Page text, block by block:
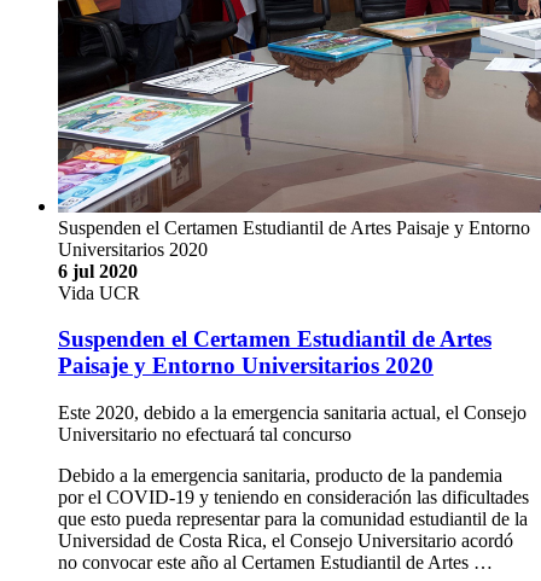
Suspenden el Certamen Estudiantil de Artes Paisaje y Entorno
Universitarios 2020
6 jul 2020
Vida UCR
Suspenden el Certamen Estudiantil de Artes
Paisaje y Entorno Universitarios 2020
Este 2020, debido a la emergencia sanitaria actual, el Consejo
Universitario no efectuará tal concurso
Debido a la emergencia sanitaria, producto de la pandemia
por el COVID-19 y teniendo en consideración las dificultades
que esto pueda representar para la comunidad estudiantil de la
Universidad de Costa Rica, el Consejo Universitario acordó
no convocar este año al Certamen Estudiantil de Artes …